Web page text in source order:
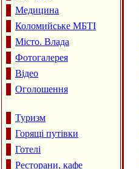
Медицина
Коломийське МБТІ
Місто. Влада
Фотогалерея
Відео
Оголошення
Туризм
Горящі путівки
Готелі
Ресторани, кафе